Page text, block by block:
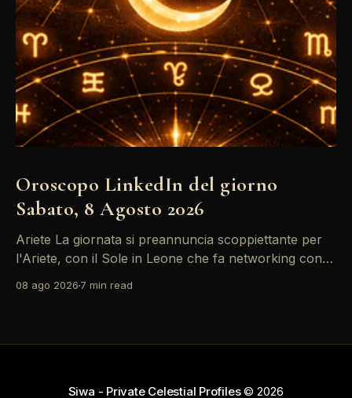
Oroscopo LinkedIn del giorno
Sabato, 8 Agosto 2026
Ariete La giornata si preannuncia scoppiettante per
l'Ariete, con il Sole in Leone che fa networking con la
d'oro per postare un aggiornamento che incapsuli la
08 ago 2026 7 min read
Siwa - Private Celestial Profiles© 2026